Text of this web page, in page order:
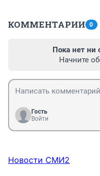
КОММЕНТАРИИ 0
Пока нет ни
Начните
Гость
Войти
Новости СМИ2